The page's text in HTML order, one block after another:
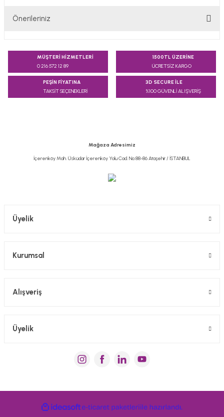
Önerileriniz
konularda yetersiz gördüğünüz noktaları öneri formunu
kullanarak tarafımıza iletebilirsiniz.
Ürün resmi kalitesiz, bozuk veya görüntülenemiyor.
MÜŞTERİ HİZMETLERİ
0 216 572 12 89
1500TL ÜZERİNE
ÜCRETSİZ KARGO
PEŞİN FİYATINA
TAKSİT SEÇENEKLERİ
3D SECURE İLE
%100 GÜVENLİ ALIŞVERİŞ
Mağaza Adresimiz
İçerenköy Mah. Üsküdar İçerenköy Yolu Cad. No:88-86 Ataşehir / İSTANBUL
Üyelik
Kurumsal
Alışveriş
Üyelik
ideasoft
e-
ile